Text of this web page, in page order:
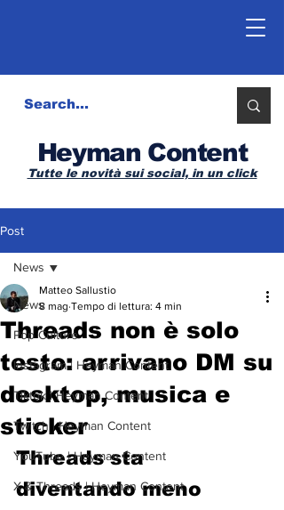
Heyman Content
Tutte le novità sui social, in un click
Post
News
Pop Culture
Instagram | Heyman Content
Tiktok | Heyman Content
Twitch | Heyman Content
YouTube | Heyman Content
X & Threads | Heyman Content
News
Threads non è solo
testo: arrivano DM su
desktop, musica e
sticker
Matteo Sallustio
8 mag Tempo di lettura: 4 min
Threads sta
diventando meno